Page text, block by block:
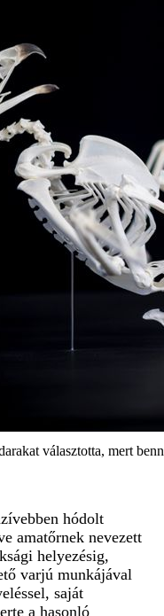
választotta, mert
hódolt
amatőrnek nevezett
helyezésig,
varjú munkájával
saját
a hasonló